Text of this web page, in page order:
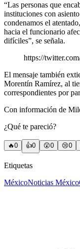
“Las personas que
instituciones con
condenamos el
hacia el funcionario
difíciles”, se señala.
https://
El mensaje también
Morentín Ramírez, al
correspondientes por
Con información de
¿Qué te pareció?
🔥0 👍0 😲0 😢0
Etiquetas
MéxicoNoticias México